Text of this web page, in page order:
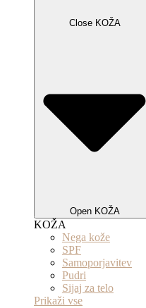
Close KOŽA
Open KOŽA
KOŽA
Nega kože
SPF
Samoporjavitev
Pudri
Sijaj za telo
Prikaži vse